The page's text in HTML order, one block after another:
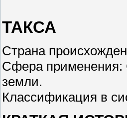
ТАКСА
Страна
Сфера применения:
земли.
Классификация в